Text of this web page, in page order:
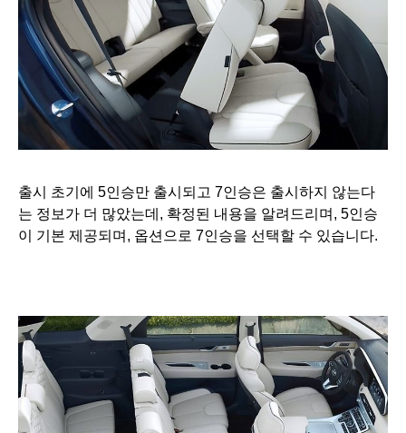
출시 초기에 5인승만 출시되고 7인승은 출시하지 않는다
는 정보가 더 많았는데, 확정된 내용을 알려드리며, 5인승
이 기본 제공되며, 옵션으로 7인승을 선택할 수 있습니다.